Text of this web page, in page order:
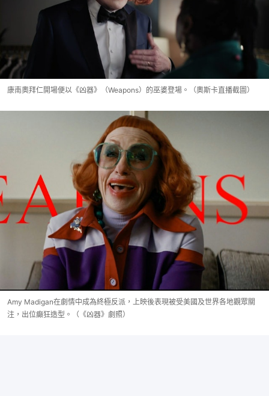
康南奧拜仁開場便以《凶器》（Weapons）的巫婆登場。（奧斯卡直播截圖）
Amy Madigan在劇情中成為終極反派，上映後表現被受美國及世界各地觀眾關
注，出位癲狂造型。（《凶器》劇照）